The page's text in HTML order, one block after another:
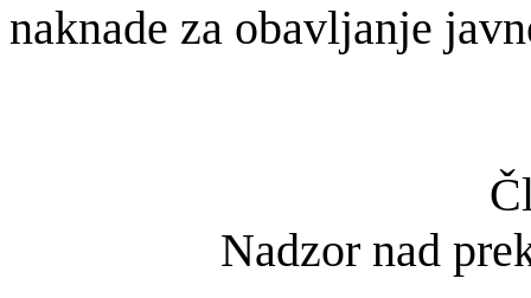
naknade za obavljanje
Nadzor nad